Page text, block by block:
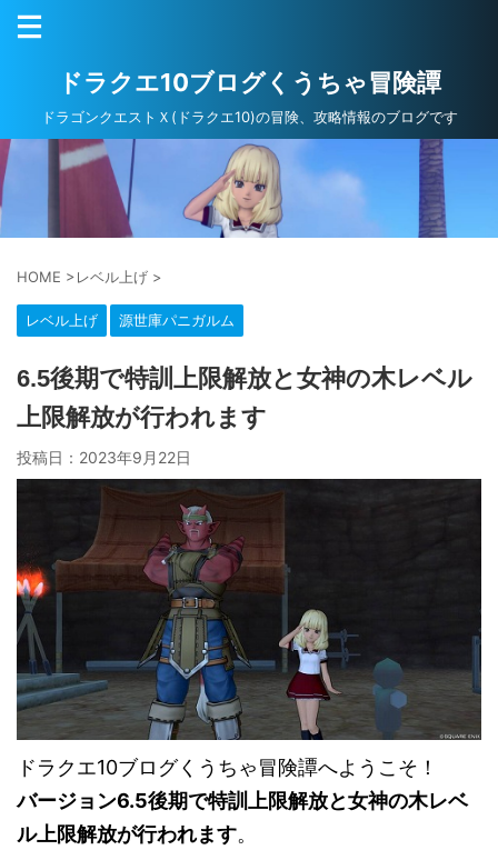
ドラクエ10ブログくうちゃ冒険譚
ドラゴンクエストＸ(ドラクエ10)の冒険、攻略情報のブログです
HOME >レベル上げ >
レベル上げ 源世庫パニガルム
6.5後期で特訓上限解放と女神の木レベル
上限解放が行われます
投稿日： 2023年9月22日
ドラクエ10ブログくうちゃ冒険譚へようこそ！
バージョン6.5後期で特訓上限解放と女神の木レベ
ル上限解放が行われます。